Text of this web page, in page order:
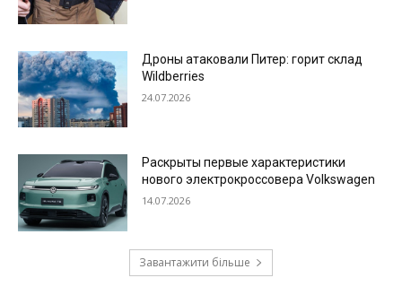
Дроны атаковали Питер: горит склад
Wildberries
24.07.2026
Раскрыты первые характеристики
нового электрокроссовера Volkswagen
14.07.2026
Завантажити більше